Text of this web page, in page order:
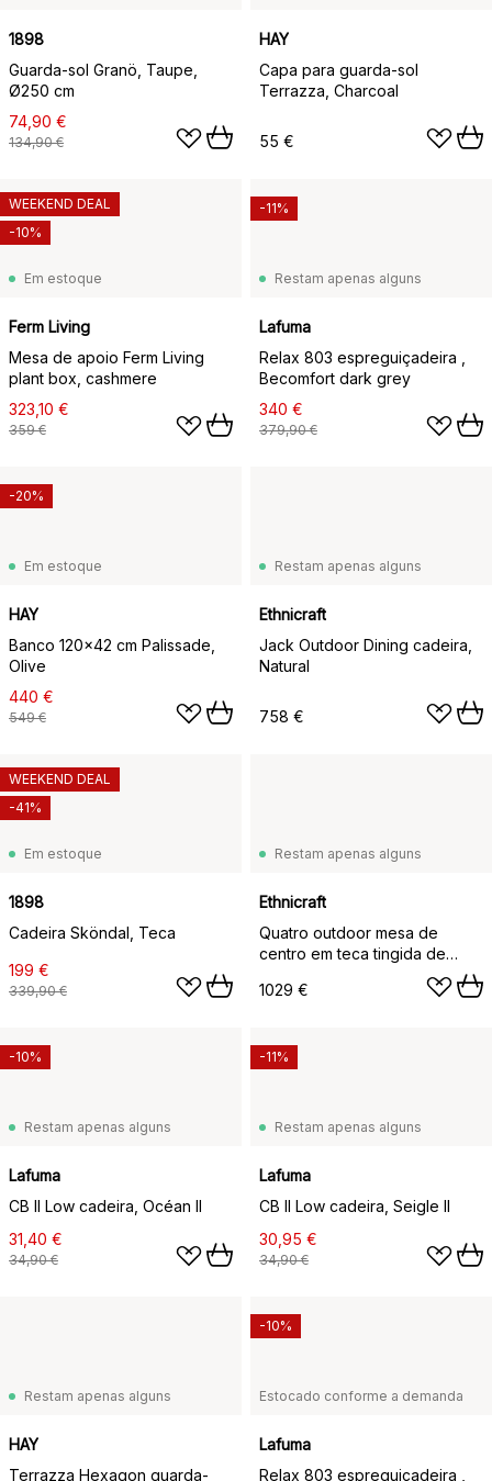
1898
Guarda-sol Granö, Taupe,
Ø250 cm
74,90 €
134,90 €
HAY
Capa para guarda-sol
Terrazza, Charcoal
55 €
Em estoque
Ferm Living
Mesa de apoio Ferm Living
plant box, cashmere
323,10 €
359 €
WEEKEND DEAL
-10%
Restam apenas alguns
Lafuma
Relax 803 espreguiçadeira ,
Becomfort dark grey
340 €
379,90 €
-11%
Em estoque
HAY
Banco 120x42 cm Palissade,
Olive
440 €
549 €
-20%
Restam apenas alguns
Ethnicraft
Jack Outdoor Dining cadeira,
Natural
758 €
Em estoque
1898
Cadeira Sköndal, Teca
199 €
339,90 €
WEEKEND DEAL
-41%
Restam apenas alguns
Ethnicraft
Quatro outdoor mesa de
centro em teca tingida de
1029 €
Restam apenas alguns
Lafuma
CB II Low cadeira, Océan II
31,40 €
34,90 €
-10%
Restam apenas alguns
Lafuma
CB II Low cadeira, Seigle II
30,95 €
34,90 €
-11%
Restam apenas alguns
HAY
Terrazza Hexagon guarda-
Estocado conforme a demanda
Lafuma
Relax 803 espreguiçadeira ,
-10%